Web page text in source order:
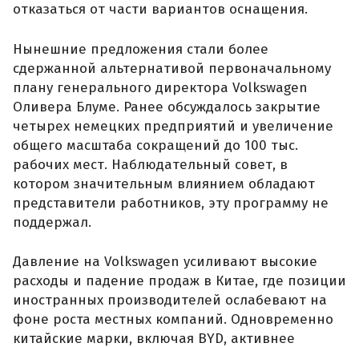
отказаться от части вариантов оснащения.
Нынешние предложения стали более
сдержанной альтернативой первоначальному
плану генерального директора Volkswagen
Оливера Блуме. Ранее обсуждалось закрытие
четырех немецких предприятий и увеличение
общего масштаба сокращений до 100 тыс.
рабочих мест. Наблюдательный совет, в
котором значительным влиянием обладают
представители работников, эту программу не
поддержал.
Давление на Volkswagen усиливают высокие
расходы и падение продаж в Китае, где позиции
иностранных производителей ослабевают на
фоне роста местных компаний. Одновременно
китайские марки, включая BYD, активнее